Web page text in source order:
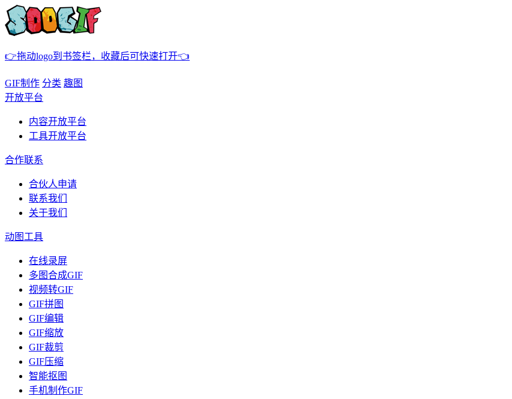
👉拖动logo到书签栏，收藏后可快速打开👈
GIF制作 分类 趣图
开放平台
内容开放平台
工具开放平台
合作联系
合伙人申请
联系我们
关于我们
动图工具
在线录屏
多图合成GIF
视频转GIF
GIF拼图
GIF编辑
GIF缩放
GIF裁剪
GIF压缩
智能抠图
手机制作GIF